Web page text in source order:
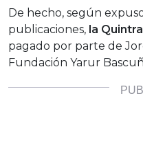
De hecho, según
publicaciones, la
pagado por parte de
Fundación Yarur